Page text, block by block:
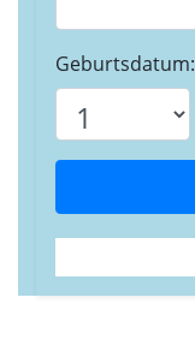
Geburtsdatum: